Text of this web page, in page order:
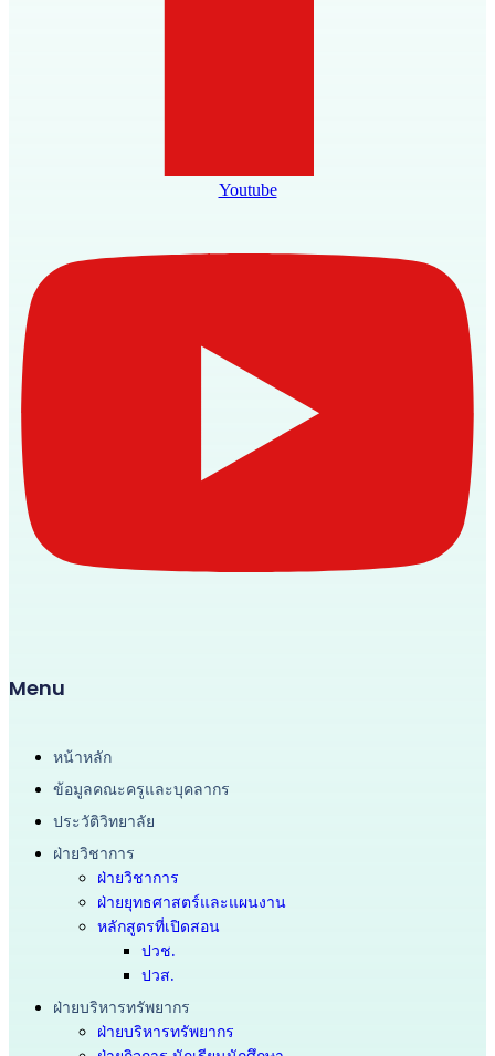
Youtube
Menu
หน้าหลัก
ข้อมูลคณะครูและบุคลากร
ประวัติวิทยาลัย
ฝ่ายวิชาการ
ฝ่ายวิชาการ
ฝ่ายยุทธศาสตร์และแผนงาน
หลักสูตรที่เปิดสอน
ปวช.
ปวส.
ฝ่ายบริหารทรัพยากร
ฝ่ายบริหารทรัพยากร